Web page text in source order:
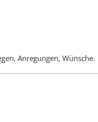
Anregungen, Wünsche.